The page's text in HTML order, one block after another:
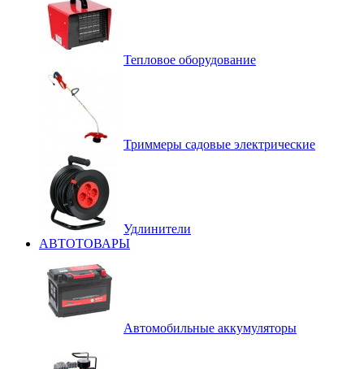
Тепловое оборудование
Триммеры садовые электрические
Удлинители
АВТОТОВАРЫ
Автомобильные аккумуляторы